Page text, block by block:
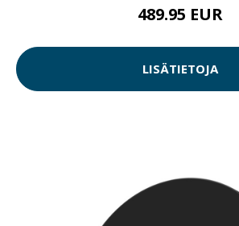
489.95 EUR
LISÄTIETOJA